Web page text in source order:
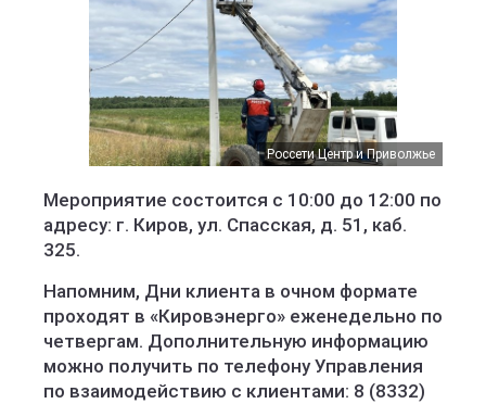
Россети Центр и Приволжье
Мероприятие состоится с 10:00 до 12:00 по
адресу: г. Киров, ул. Спасская, д. 51, каб.
325.
Напомним, Дни клиента в очном формате
проходят в «Кировэнерго» еженедельно по
четвергам. Дополнительную информацию
можно получить по телефону Управления
по взаимодействию с клиентами: 8 (8332)